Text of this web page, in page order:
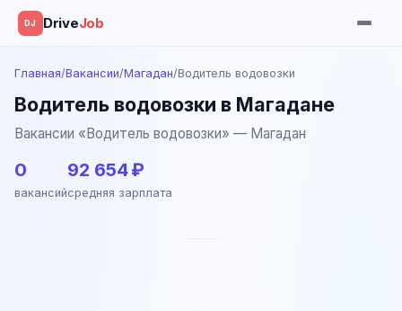
DJ DriveJob
Главная/Вакансии/Магадан/Водитель водовозки
Водитель водовозки в Магадане
Вакансии «Водитель водовозки» — Магадан
0
вакансий
92 654 ₽
средняя зарплата